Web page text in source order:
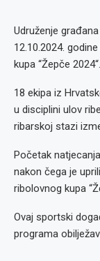
Udruženje
12.10.2024.
kupa “Žepče 2024“.
18 ekipa iz
u disciplini ulov
ribarskoj stazi
Početak
nakon čega je
ribolovnog kupa
Ovaj sportski
programa